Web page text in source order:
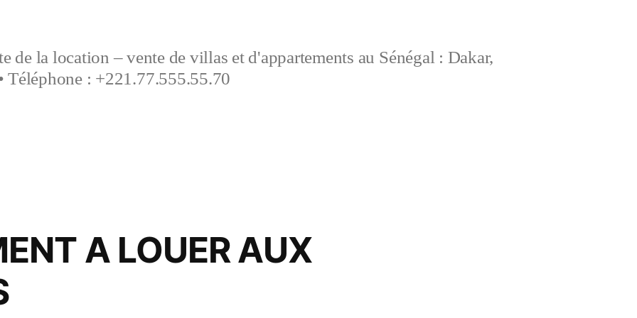
de la location – vente de villas et d'appartements au Sénégal : Dakar,
Téléphone : +221.77.555.55.70
A LOUER AUX